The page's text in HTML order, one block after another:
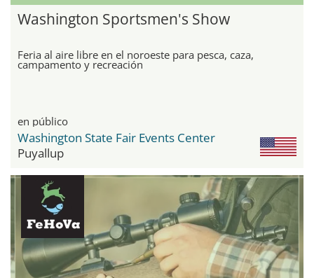
Washington Sportsmen's Show
Feria al aire libre en el noroeste para pesca, caza,
campamento y recreación
en público
Washington State Fair Events Center
Puyallup